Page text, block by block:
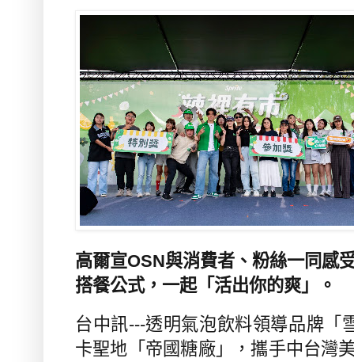
高爾宣OSN與消費者、粉絲一同感
搭餐公式，一起「活出你的爽」。
台中訊---透明氣泡飲料領導品牌「
卡聖地「帝國糖廠」，攜手中台灣